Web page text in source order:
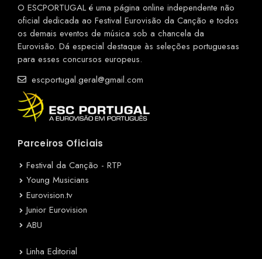
O ESCPORTUGAL é uma página online independente não
oficial dedicada ao Festival Eurovisão da Canção e todos
os demais eventos de música sob a chancela da
Eurovisão. Dá especial destaque às seleções portuguesas
para esses concursos europeus.
escportugal.geral@gmail.com
Parceiros Oficiais
Festival da Canção - RTP
Young Musicians
Eurovision.tv
Junior Eurovision
ABU
Linha Editorial